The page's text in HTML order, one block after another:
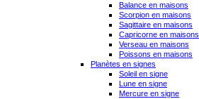
Balance en maisons
Scorpion en maisons
Sagittaire en maisons
Capricorne en maisons
Verseau en maisons
Poissons en maisons
Planètes en signes
Soleil en signe
Lune en signe
Mercure en signe